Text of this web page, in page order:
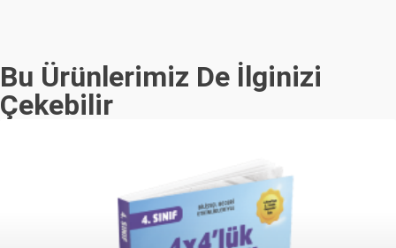
Bu Ürünlerimiz De İlginizi
Çekebilir